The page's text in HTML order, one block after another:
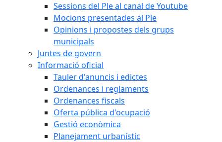
Sessions del Ple al canal de Youtube
Mocions presentades al Ple
Opinions i propostes dels grups
municipals
Juntes de govern
Informació oficial
Tauler d'anuncis i edictes
Ordenances i reglaments
Ordenances fiscals
Oferta pública d'ocupació
Gestió econòmica
Planejament urbanístic